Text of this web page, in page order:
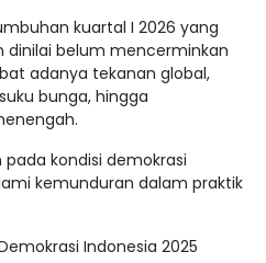
kuartal I 2026 yang
dinilai belum mencerminkan
adanya tekanan global,
bunga, hingga
.
kondisi demokrasi
kemunduran dalam praktik
Indonesia 2025